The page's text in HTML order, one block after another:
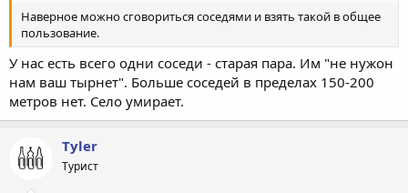
Наверное можно сговориться соседями и взять такой в общее
пользование.
У нас есть всего одни соседи - старая пара. Им "не нужон
нам ваш тырнет". Больше соседей в пределах 150-200
метров нет. Село умирает.
Tyler
Турист